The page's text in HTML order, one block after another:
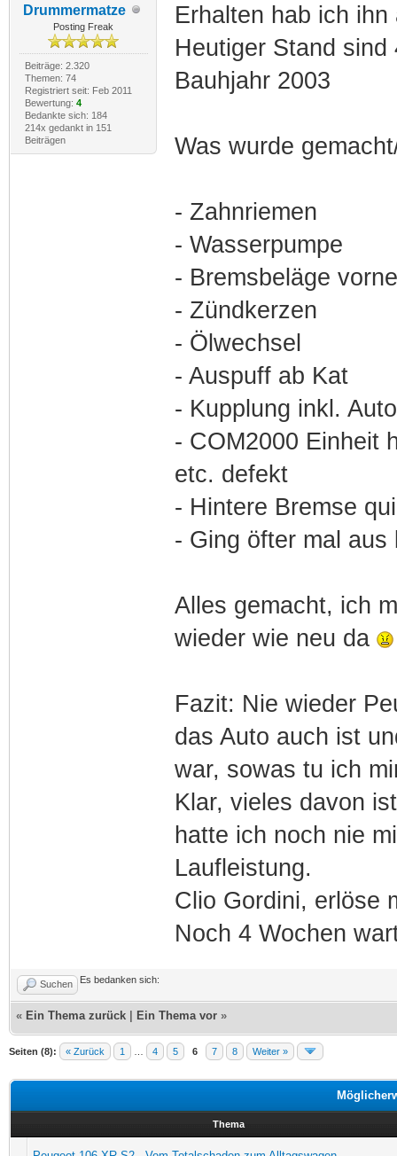
Drummermatze
Posting Freak
Beiträge: 2.320
Themen: 74
Registriert seit: Feb 2011
Bewertung: 4
Bedankte sich: 184
214x gedankt in 151
Beiträgen
Erhalten hab ich
Heutiger Stand sind
Bauhjahr 2003
Was wurde
- Zahnriemen
- Wasserpumpe
- Bremsbeläge vorne
- Zündkerzen
- Ölwechsel
- Auspuff ab Kat
- Kupplung inkl.
- COM2000 Einheit
etc. defekt
- Hintere Bremse
- Ging öfter mal aus
Alles gemacht, ich
wieder wie neu da
Fazit: Nie wieder
das Auto auch ist
war, sowas tu ich
Klar, vieles davon
hatte ich noch nie
Laufleistung.
Clio Gordini, erlöse
Noch 4 Wochen
Suchen Es bedanken sich:
« Ein Thema zurück Ein Thema vor »
Seiten (8): « Zurück 1 4 5 6 7 8 Weiter »
Thema